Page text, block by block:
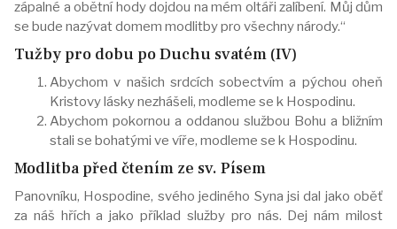
zápalné a obětní hody dojdou na mém oltáři zalíbení. Můj dům
se bude nazývat domem modlitby pro všechny národy.“
Tužby pro dobu po Duchu svatém (IV)
Abychom v našich srdcích sobectvím a pýchou oheň
Kristovy lásky nezhášeli, modleme se k Hospodinu.
Abychom pokornou a oddanou službou Bohu a bližním
stali se bohatými ve víře, modleme se k Hospodinu.
Modlitba před čtením ze sv. Písem
Panovníku, Hospodine, svého jediného Syna jsi dal jako oběť
za náš hřích a jako příklad služby pro nás. Dej nám milost